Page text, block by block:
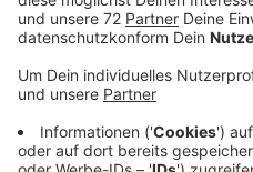
Ein Streit war am
eskaliert. Die Sorge vor
Gewaltbereitschaft wächst.
die Kriminalität wieder
Kriminologin Ruth Linssen